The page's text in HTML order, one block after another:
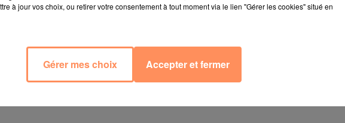
minéralogie, de zoologie et de sciences humaines. A voir
civilisations de l’Europe et de la Méditerranée pour le
on découvre une autre facette de Picasso et dans
à jour vos choix, ou retirer votre consentement à tout moment via le lien "Gérer les cookies" situé en
Gérer mes choix Accepter et fermer